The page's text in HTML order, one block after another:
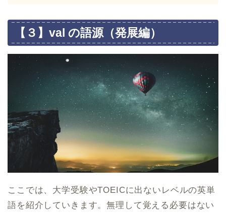
【３】val の語源（発展編）
ここでは、大学受験やTOEICに出ないレベルの英単
語を紹介していきます。無理して覚える必要はない